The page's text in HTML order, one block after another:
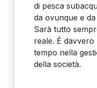
di pesca
da ovunque e
Sarà tutto
reale. É
tempo nella
della società.